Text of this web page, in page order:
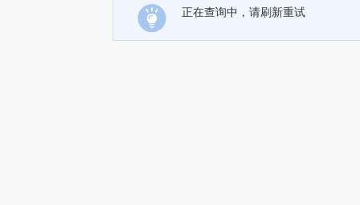
正在查询中，请刷新重试